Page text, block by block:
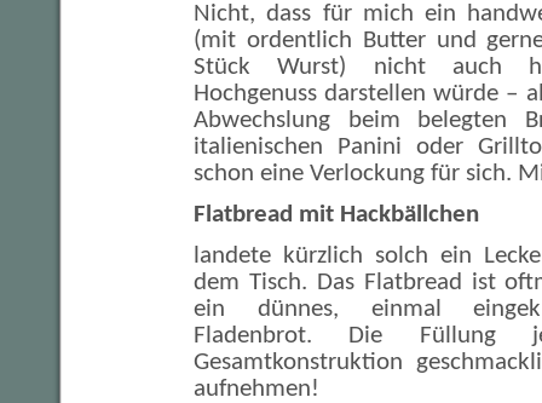
Nicht, dass für mich ein
(mit ordentlich Butter und
Stück Wurst) nicht auch
Hochgenuss darstellen würde –
Abwechslung beim belegten
italienischen Panini oder
schon eine Verlockung für sich.
Flatbread mit Hackbällchen
landete kürzlich solch ein
dem Tisch. Das Flatbread ist
ein dünnes, einmal
Fladenbrot. Die Füllung
Gesamtkonstruktion
aufnehmen!